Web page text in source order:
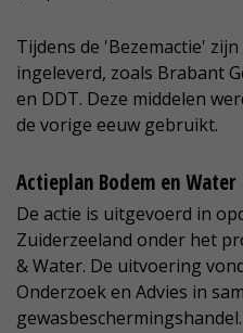
Tijdens de 'Bezemactie'
ingeleverd, zoals Brabant
en DDT. Deze middelen
de vorige eeuw gebruikt.
Actieplan Bodem en Water
De actie is uitgevoerd in
Zuiderzeeland onder het
& Water. De uitvoering
Onderzoek en Advies in
gewasbeschermingshandel.